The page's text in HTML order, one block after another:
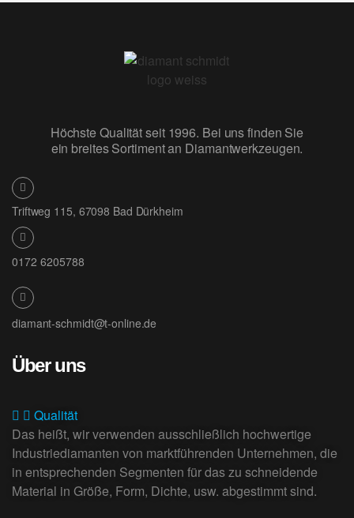
Höchste Qualität seit 1996. Bei uns finden Sie
ein breites Sortiment an Diamantwerkzeugen.
Triftweg 115, 67098 Bad Dürkheim
0172 6205788
diamant-schmidt@t-online.de
Über uns
Qualität
Das heißt, wir verwenden ausschließlich hochwertige
Industriediamanten von marktführenden Unternehmen, die
in entsprechenden Segmenten für das zu schneidende
Material in Größe, Form, Dichte, usw. abgestimmt sind.